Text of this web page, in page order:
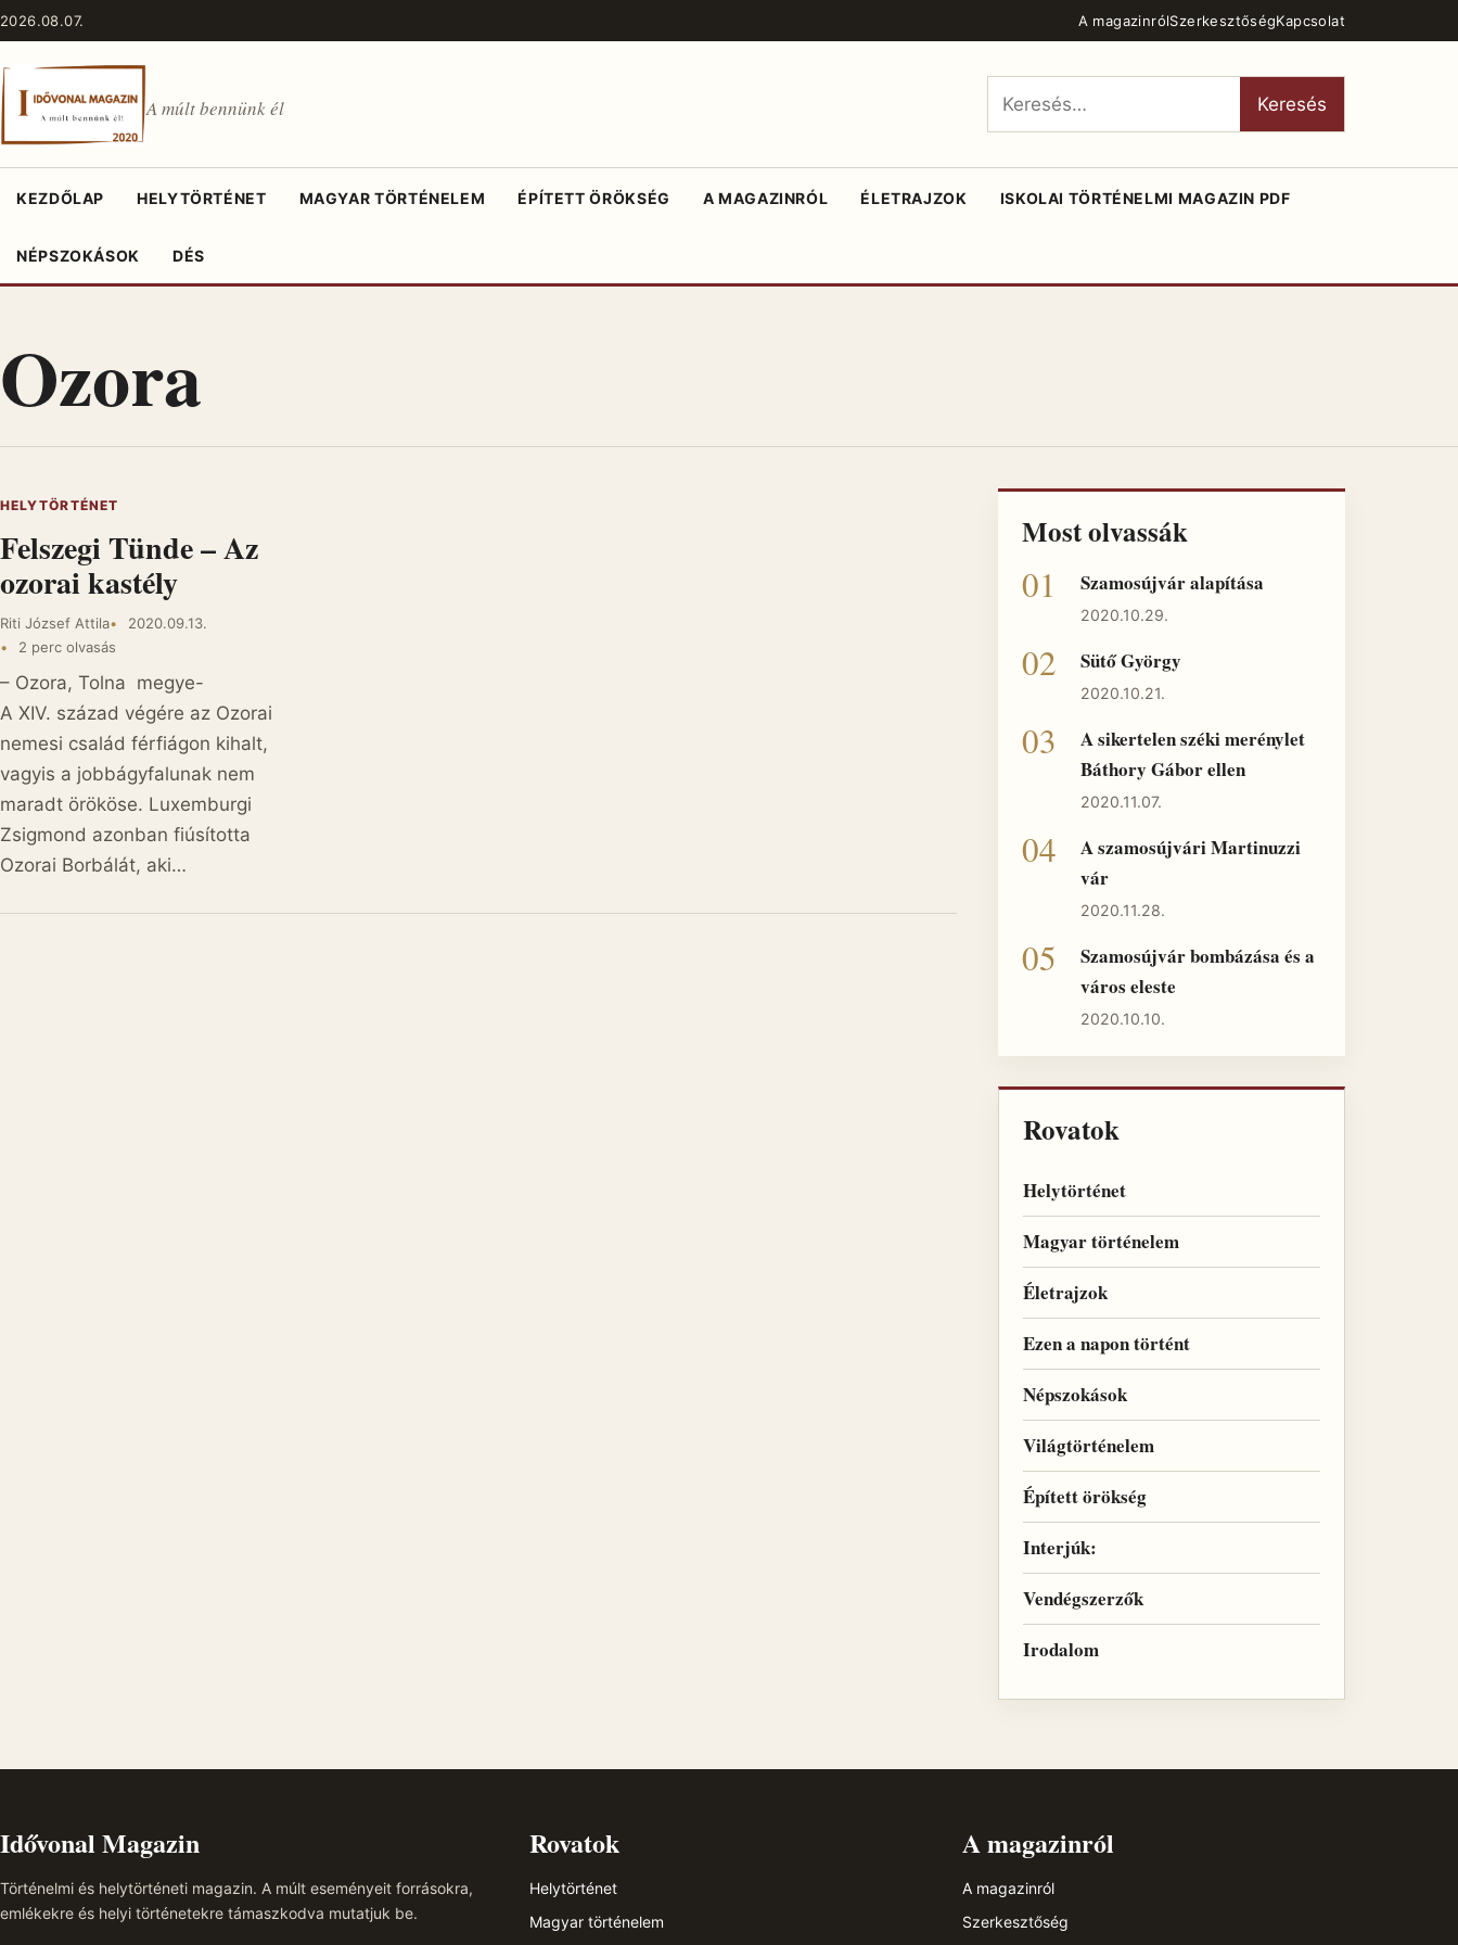
Ugrás a tartalomhoz
2026.08.07. A magazinrólSzerkesztőségKapcsolat
A múlt bennünk él
Keresés:
Keresés
KEZDŐLAP HELYTÖRTÉNET MAGYAR TÖRTÉNELEM ÉPÍTETT ÖRÖKSÉG A MAGAZINRÓL ÉLETRAJZOK ISKOLAI TÖRTÉNELMI MAGAZIN PDF
NÉPSZOKÁSOK DÉS
Ozora
HELYTÖRTÉNET
Felszegi Tünde – Az
ozorai kastély
Riti József Attila
2020.09.13.
2 perc olvasás
– Ozora, Tolna megye-
A XIV. század végére az Ozorai
nemesi család férfiágon kihalt,
vagyis a jobbágyfalunak nem
maradt örököse. Luxemburgi
Zsigmond azonban fiúsította
Ozorai Borbálát, aki…
Most olvassák
Szamosújvár alapítása
2020.10.29.
Sütő György
2020.10.21.
A sikertelen széki merénylet
Báthory Gábor ellen
2020.11.07.
A szamosújvári Martinuzzi
vár
2020.11.28.
Szamosújvár bombázása és a
város eleste
2020.10.10.
Rovatok
Helytörténet
Magyar történelem
Életrajzok
Ezen a napon történt
Népszokások
Világtörténelem
Épített örökség
Interjúk:
Vendégszerzők
Irodalom
Idővonal Magazin
Történelmi és helytörténeti magazin. A múlt eseményeit forrásokra,
emlékekre és helyi történetekre támaszkodva mutatjuk be.
Rovatok
Helytörténet
Magyar történelem
A magazinról
A magazinról
Szerkesztőség